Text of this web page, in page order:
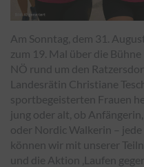
Am Sonntag, dem 31.
zum 19. Mal über die
NÖ rund um den
Landesrätin Christiane
sportbegeisterten Frauen
jung oder alt, ob
oder Nordic Walkerin –
können wir mit unserer
und die Aktion ‚Laufen